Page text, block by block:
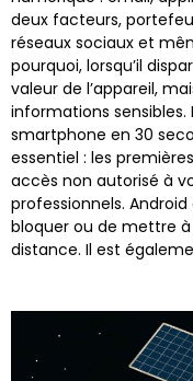
deux facteurs,
réseaux sociaux et
pourquoi, lorsqu’il
valeur de l’appareil,
informations sensibles.
smartphone en 30
essentiel : les
accès non autorisé à
professionnels.
bloquer ou de mettre
distance. Il est